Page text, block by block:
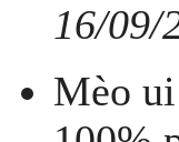
16/09/
Mèo